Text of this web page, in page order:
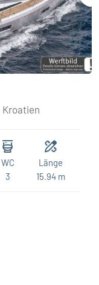
Kroatien
WC
3
Länge
15.94 m